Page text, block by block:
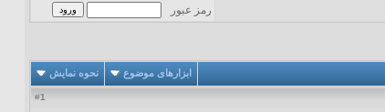
رمز عبور
ابزارهای موضوع نحوه نمایش
1